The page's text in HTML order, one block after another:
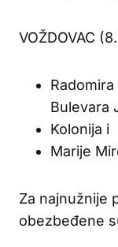
VOŽDOVAC
Bulevara
Kolonija i
Marije
Za najnužnije
obezbeđene